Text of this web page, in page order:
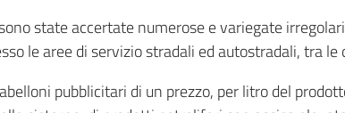
state accertate numerose e variegate
le aree di servizio stradali ed autostradali, tra
pubblicitari di un prezzo, per litro del